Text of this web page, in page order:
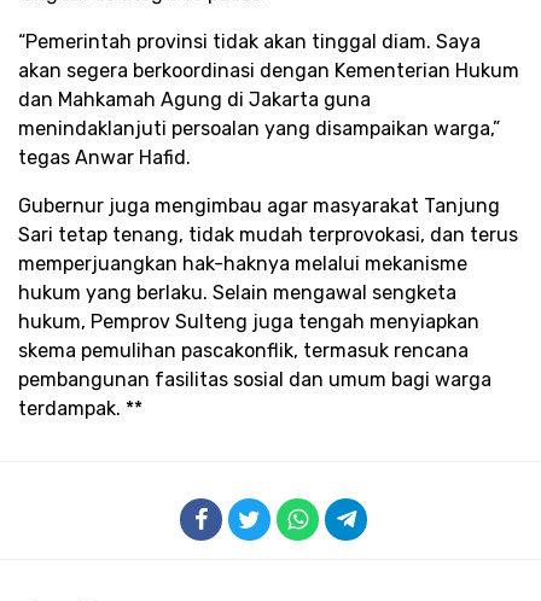
“Pemerintah provinsi tidak akan tinggal diam. Saya
akan segera berkoordinasi dengan Kementerian Hukum
dan Mahkamah Agung di Jakarta guna
menindaklanjuti persoalan yang disampaikan warga,”
tegas Anwar Hafid.​
​Gubernur juga mengimbau agar masyarakat Tanjung
Sari tetap tenang, tidak mudah terprovokasi, dan terus
memperjuangkan hak-haknya melalui mekanisme
hukum yang berlaku. Selain mengawal sengketa
hukum, Pemprov Sulteng juga tengah menyiapkan
skema pemulihan pascakonflik, termasuk rencana
pembangunan fasilitas sosial dan umum bagi warga
terdampak. **